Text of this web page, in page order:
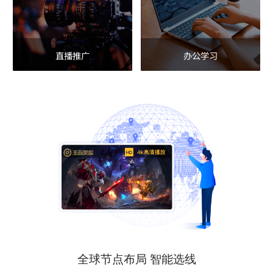
直播推广 办公学习
全球节点布局 智能选线